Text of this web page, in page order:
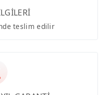
teslim edilir